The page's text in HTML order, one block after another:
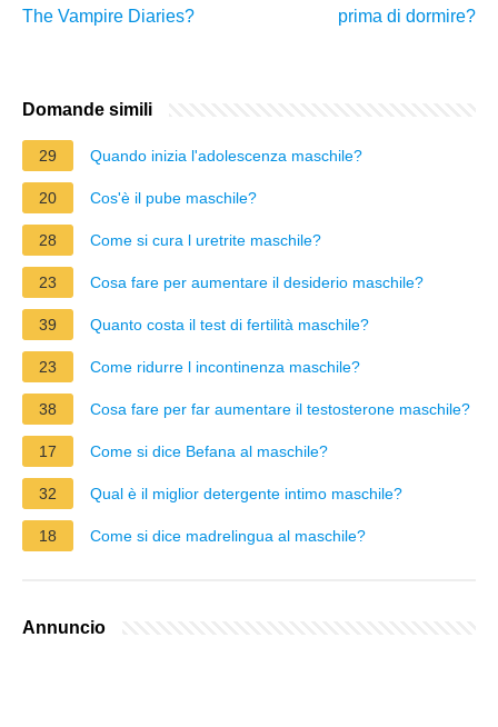
The Vampire Diaries?
prima di dormire?
Domande simili
29 Quando inizia l'adolescenza maschile?
20 Cos'è il pube maschile?
28 Come si cura l uretrite maschile?
23 Cosa fare per aumentare il desiderio maschile?
39 Quanto costa il test di fertilità maschile?
23 Come ridurre l incontinenza maschile?
38 Cosa fare per far aumentare il testosterone maschile?
17 Come si dice Befana al maschile?
32 Qual è il miglior detergente intimo maschile?
18 Come si dice madrelingua al maschile?
Annuncio